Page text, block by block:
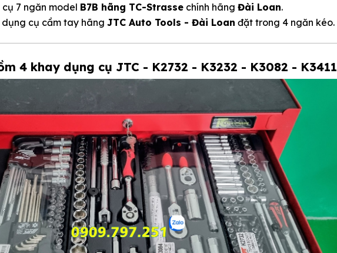
7 ngăn model B7B hãng TC-Strasse chính hãng Đài Loan.
cụ cầm tay hãng JTC Auto Tools - Đài Loan đặt trong 4 ngăn kéo.
4 khay dụng cụ JTC - K2732 - K3232 - K3082 - K3411